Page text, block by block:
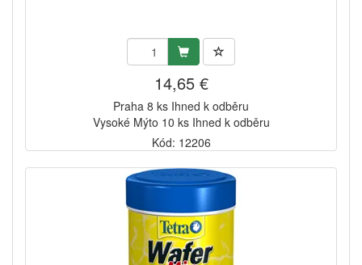
14,65 €
Praha 8 ks Ihned k odběru
Vysoké Mýto 10 ks Ihned k odběru
Kód: 12206